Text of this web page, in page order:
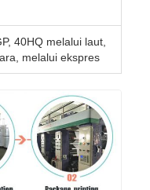
40HQ melalui laut,
melalui ekspres